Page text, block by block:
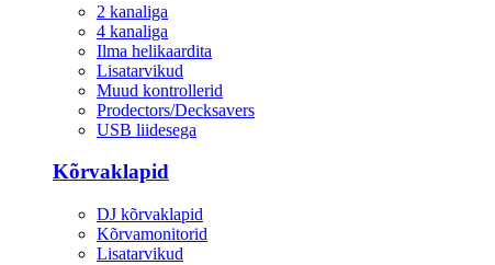
2 kanaliga
4 kanaliga
Ilma helikaardita
Lisatarvikud
Muud kontrollerid
Prodectors/Decksavers
USB liidesega
Kõrvaklapid
DJ kõrvaklapid
Kõrvamonitorid
Lisatarvikud